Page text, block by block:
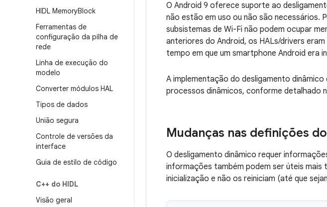
HIDL MemoryBlock
Ferramentas de
configuração da pilha de
rede
Linha de execução do
modelo
Converter módulos HAL
Tipos de dados
União segura
Controle de versões da
interface
Guia de estilo de código
C++ do HIDL
Visão geral
O Android 9 oferece suporte ao
não estão em uso ou não são necessários.
subsistemas de Wi-Fi não podem ocupar
anteriores do Android, os HALs/drivers
tempo em que um smartphone Android era
A implementação do desligamento
processos dinâmicos, conforme detalhado
Mudanças nas definições
O desligamento dinâmico requer
informações também podem ser úteis
inicialização e não os reiniciam (até que